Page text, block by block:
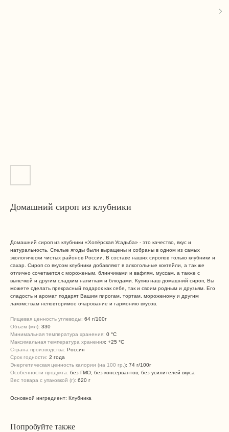
Домашний сироп из клубники
Домашний сироп из клубники «Хопёрская Усадьба» - это качество, вкус и
натуральность. Спелые ягоды были выращены и собраны в одном из самых
экологически чистых районов России. В составе наших сиропов только клубники и
сахар. Сироп со вкусом клубники добавляют в алкогольные коктейли, а так же
отлично сочетается с мороженым, блинчиками и вафлям, муссам, а также с
выпечкой и другим сладким напиткам и блюдами. Купив наш домашний сироп, Вы
можете сделать прекрасный подарок как себе, так и своим родным и друзьям. Его
сладость и аромат подарят Вашим пирогам, тортам, мороженому и другим
лакомствам неповторимое очарование и гармонию вкусов.
Пищевая ценность углеводы: 64 г/100г
Объем (мл): 330
Минимальная температура хранения: 0 °C
Максимальная температура хранения: +25 °C
Страна производства: Россия
Срок годности: 2 года
Энергетическая ценность калории (на 100 гр.): 74 г/100г
Особенности продукта: без ГМО; без консервантов; без усилителей вкуса
Вес товара с упаковкой (г): 620 г
Основной ингредиент: Клубника
Попробуйте также